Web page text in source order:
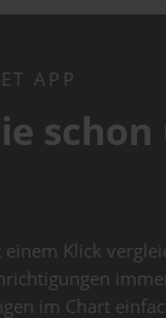
APP
einem Klick
im Chart